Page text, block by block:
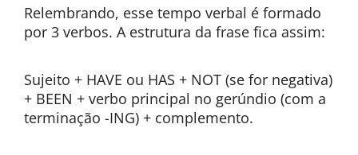
Relembrando, esse tempo verbal é formado
por 3 verbos. A estrutura da frase fica assim:
Sujeito + HAVE ou HAS + NOT (se for negativa)
+ BEEN + verbo principal no gerúndio (com a
terminação -ING) + complemento.